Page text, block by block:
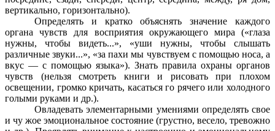
вертикально, горизонтально).
Определять и кратко объяснять значение каждого
органа чувств для восприятия окружающего мира («глаза
нужны, чтобы видеть...», «уши нужны, чтобы слышать
различные звуки...», «за пахи мы чувствуем с помощью носа, а
вкус — с помощью языка»). Знать правила охраны органов
чувств (нельзя смотреть книги и рисовать при плохом
освещении, громко кричать, касаться го рячего или холодного
голыми руками и др.).
Овладевать элементарными умениями определять свое
и чу жое эмоциональное состояние (грустно, весело, тревожно